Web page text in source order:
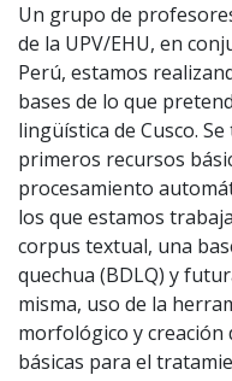
Un grupo de
de la UPV/EHU, en
Perú, estamos
bases de lo que
lingüística de Cusco.
primeros recursos
procesamiento
los que estamos
corpus textual, una
quechua (BDLQ) y
misma, uso de la
morfológico y creación
básicas para el